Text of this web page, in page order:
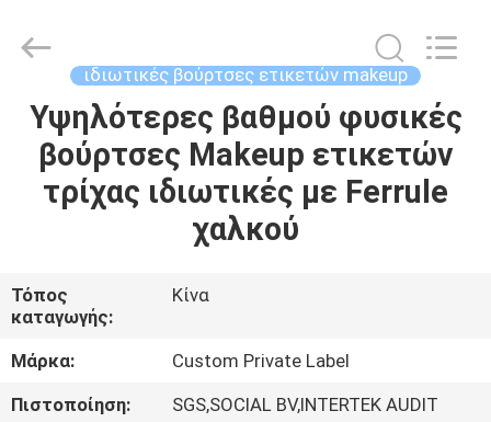
ΣΠΊΤΙ
ΠΡΟΪΌΝΤΑ
ΕΜΕΊΣ
ΓΎΡΟΣ
ΕΡΓΟΣΤΑΣΊΩΝ
Reserved.
ιδιωτικές βούρτσες ετικετών makeup
Υψηλότερες βαθμού φυσικές
βούρτσες Makeup ετικετών
τρίχας ιδιωτικές με Ferrule
χαλκού
Τόπος
καταγωγής:
Κίνα
Μάρκα:
Custom Private Label
Πιστοποίηση:
SGS,SOCIAL BV,INTERTEK AUDIT